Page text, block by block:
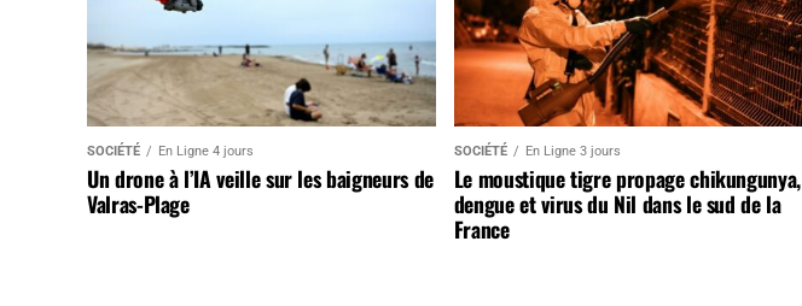
SOCIÉTÉ En Ligne 4 jours
Un drone à l’IA veille sur les baigneurs de
Valras-Plage
SOCIÉTÉ En Ligne 3 jours
Le moustique tigre propage chikungunya,
dengue et virus du Nil dans le sud de la
France